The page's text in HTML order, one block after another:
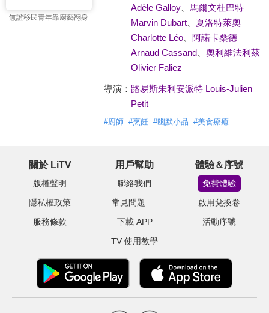
無證移民青年靠廚藝翻身
Adèle Galloy、 馬爾文杜巴特
Marvin Dubart、 夏洛特萊奧
Charlotte Léo、 阿諾卡桑德
Arnaud Cassand、 奧利維法利茲
Olivier Faliez
導演： 路易斯朱利安派特 Louis-Julien
Petit
#廚師 #烹飪 #幽默小品 #美食療癒
關於 LiTV
版權聲明
隱私權政策
服務條款
用戶幫助
聯絡我們
常見問題
下載 APP
TV 使用教學
體驗＆序號
免費體驗
啟用兌換卷
活動序號